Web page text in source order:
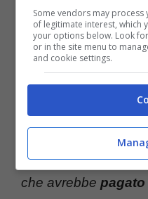
mancò di coglierla
impreparata.
Era Silvio
1977, di recente, ai
“Finance elite” -.Mi
venuto a vedere il
che avrebbe
Some vendors may
of legitimate interest, which
your options below. Look
or in the site menu to
and cookie settings.